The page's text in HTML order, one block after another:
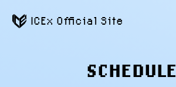
ICEx Official Site
SCHEDULE